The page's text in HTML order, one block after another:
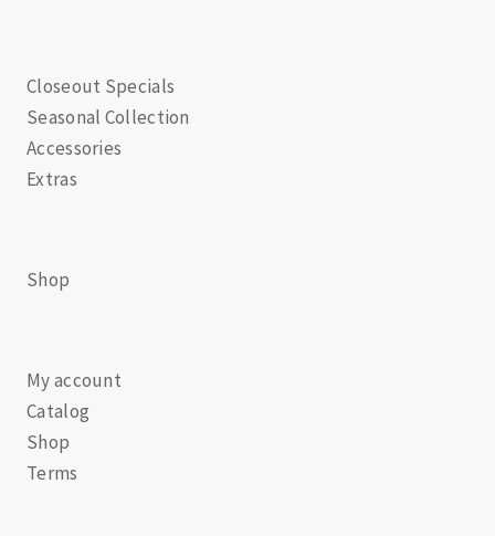
Closeout Specials
Seasonal Collection
Accessories
Extras
Shop
My account
Catalog
Shop
Terms